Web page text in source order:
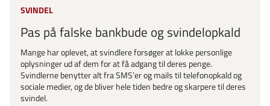
SVINDEL
Pas på falske bankbude og svindelopkald
Mange har oplevet, at svindlere forsøger at lokke personlige
oplysninger ud af dem for at få adgang til deres penge.
Svindlerne benytter alt fra SMS’er og mails til telefonopkald og
sociale medier, og de bliver hele tiden bedre og skarpere til deres
svindel.